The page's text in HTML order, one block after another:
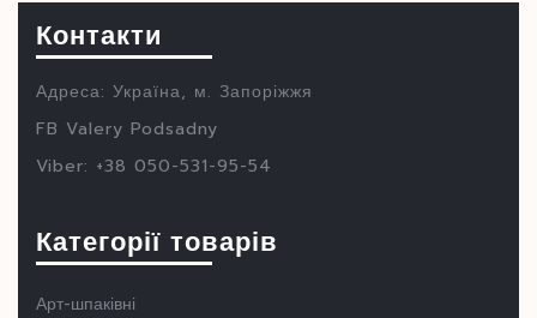
Контакти
Адреса: Україна, м. Запоріжжя
FB Valery Podsadny
Viber: +38 050-531-95-54
Категорії товарів
Арт-шпаківні